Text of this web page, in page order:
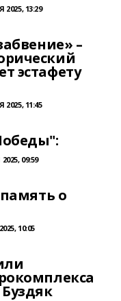
13:29
–
эстафету
11:45
09:59
о
10:05